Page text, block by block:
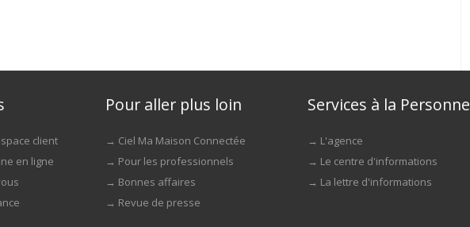
client
en ligne
Pour aller plus loin
→ Ciel Ma Maison Connectée
→ Pour les professionnels
→ Bonnes affaires
→ Revue de presse
Services à la Personne
→ L'agence
→ Le centre d'informations
→ La lettre d'informations